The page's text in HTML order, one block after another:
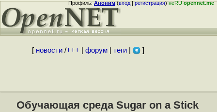
Профиль:Аноним(вход|регистрация)неRUopennet.me
[ новости/+++ форум| теги| ]
Обучающая среда Sugar on a Stick